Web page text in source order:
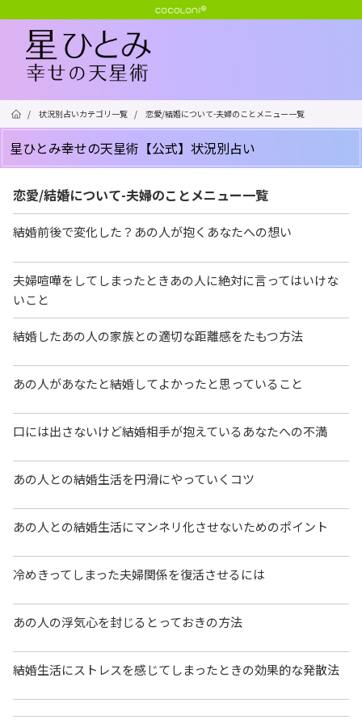
/ 状況別占いカテゴリ一覧 / 恋愛/結婚について-夫婦のことメニュー一覧
星ひとみ幸せの天星術【公式】状況別占い
恋愛/結婚について-夫婦のことメニュー一覧
結婚前後で変化した？あの人が抱くあなたへの想い
夫婦喧嘩をしてしまったときあの人に絶対に言ってはいけな
いこと
結婚したあの人の家族との適切な距離感をたもつ方法
あの人があなたと結婚してよかったと思っていること
口には出さないけど結婚相手が抱えているあなたへの不満
あの人との結婚生活を円滑にやっていくコツ
あの人との結婚生活にマンネリ化させないためのポイント
冷めきってしまった夫婦関係を復活させるには
あの人の浮気心を封じるとっておきの方法
結婚生活にストレスを感じてしまったときの効果的な発散法